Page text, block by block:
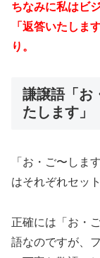
ちなみに私はビ
「返答いたしま
り。
謙譲語「お
たします」
「お・ご〜しま
はそれぞれセッ
正確には「お・
語なのですが、